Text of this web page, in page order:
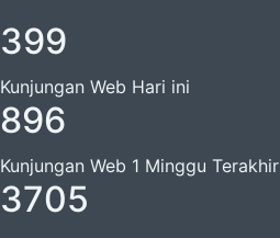
399
Kunjungan Web Hari ini
925
Kunjungan Web 1 Minggu Terakhir
3705